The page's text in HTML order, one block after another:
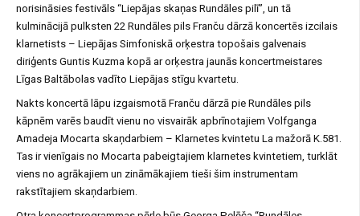
norisināsies festivāls “Liepājas skaņas Rundāles pilī”, un tā
kulminācijā pulksten 22 Rundāles pils Franču dārzā koncertēs izcilais
klarnetists – Liepājas Simfoniskā orķestra topošais galvenais
diriģents Guntis Kuzma kopā ar orķestra jaunās koncertmeistares
Līgas Baltābolas vadīto Liepājas stīgu kvartetu.
Nakts koncertā lāpu izgaismotā Franču dārzā pie Rundāles pils
kāpnēm varēs baudīt vienu no visvairāk apbrīnotajiem Volfganga
Amadeja Mocarta skaņdarbiem – Klarnetes kvintetu La mažorā K.581.
Tas ir vienīgais no Mocarta pabeigtajiem klarnetes kvintetiem, turklāt
viens no agrākajiem un zināmākajiem tieši šim instrumentam
rakstītajiem skaņdarbiem.